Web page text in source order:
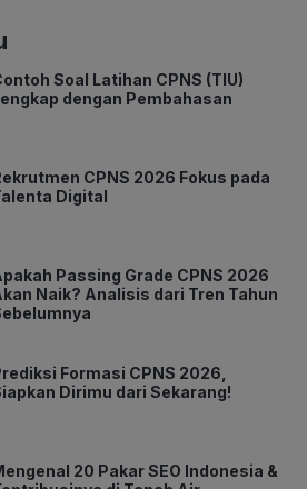
Soal Latihan CPNS (TIU)
dengan Pembahasan
CPNS 2026 Fokus pada
Digital
Passing Grade CPNS 2026
Naik? Analisis dari Tren Tahun
Formasi CPNS 2026,
Dirimu dari Sekarang!
20 Pakar SEO Indonesia &